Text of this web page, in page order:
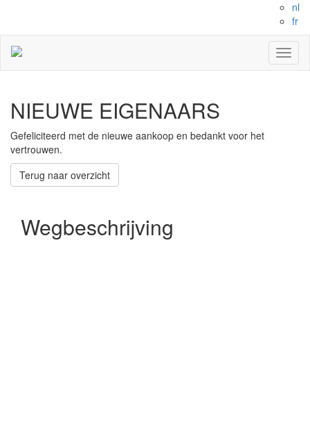
nl
fr
NIEUWE EIGENAARS
Gefeliciteerd met de nieuwe aankoop en bedankt voor het
vertrouwen.
Terug naar overzicht
Wegbeschrijving